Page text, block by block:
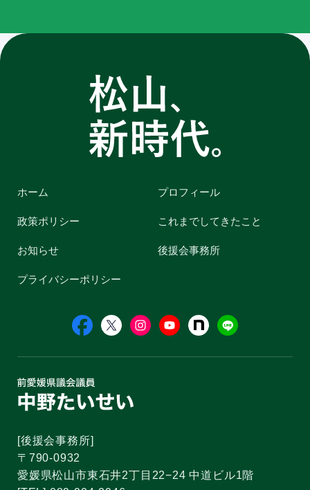
ホーム プロフィール
政策ポリシー これまでしてきたこと
お知らせ 後援会事務所
プライバシーポリシー
[後援会事務所]
〒790-0932
愛媛県松山市東石井2丁目22−24 中道ビル1階